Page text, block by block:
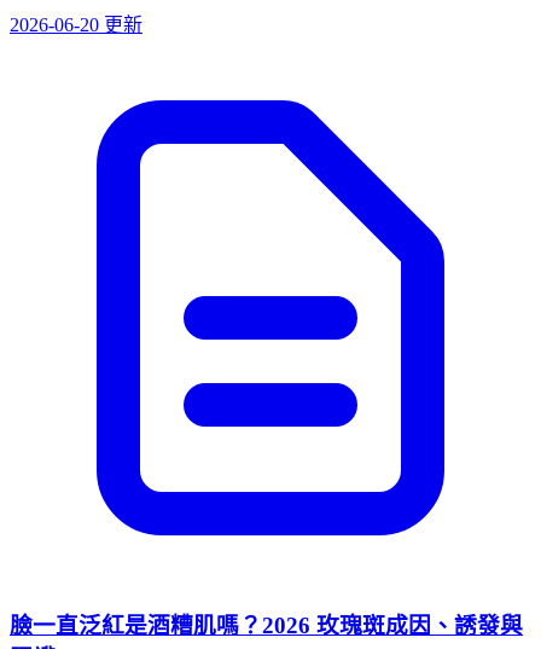
2026-06-20 更新
臉一直泛紅是酒糟肌嗎？2026 玫瑰斑成因、誘發與